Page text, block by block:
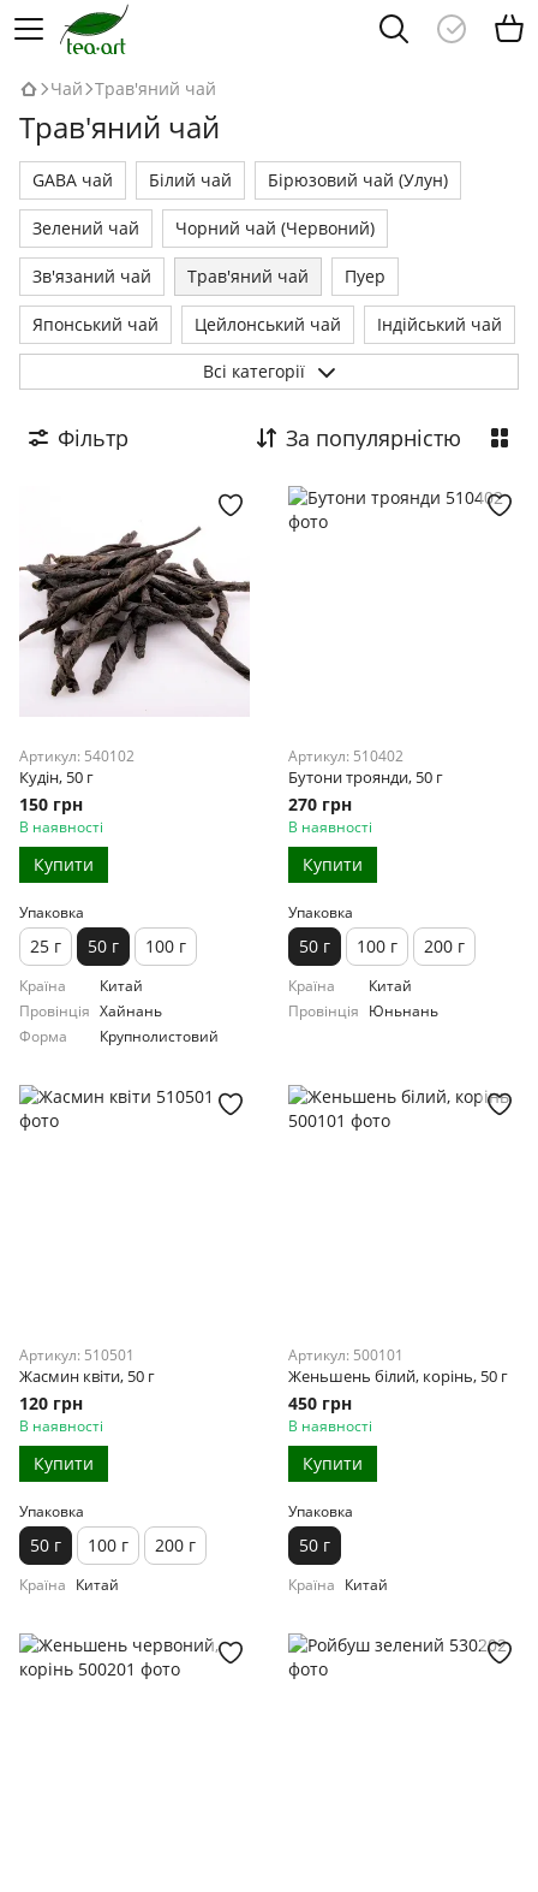
Чай Трав'яний чай
Трав'яний чай
GABA чай Білий чай Бірюзовий чай (Улун)
Зелений чай Чорний чай (Червоний)
Зв'язаний чай Трав'яний чай Пуер
Японський чай Цейлонський чай Індійський чай
Чайні набори
Всі категорії
Фільтр За популярністю
Артикул: 540102
Кудін, 50 г
150 грн
В наявності
Купити
Упаковка
25 г 50 г 100 г
Країна
Китай
Провінція Хайнань
Форма
Крупнолистовий
Артикул: 510402
Бутони троянди, 50 г
270 грн
В наявності
Купити
Упаковка
50 г 100 г 200 г
Країна
Китай
Провінція Юньнань
Артикул: 510501
Жасмин квіти, 50 г
120 грн
В наявності
Купити
Упаковка
50 г 100 г 200 г
Країна Китай
Артикул: 500101
Женьшень білий, корінь, 50 г
450 грн
В наявності
Купити
Упаковка
50 г
Країна Китай